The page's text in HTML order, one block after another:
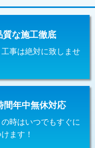
22,000円+材料費
22,000円+材料費
質な施工徹底
事は絶対に致しませ
間年中無休対応
時はいつでもすぐに
ます！